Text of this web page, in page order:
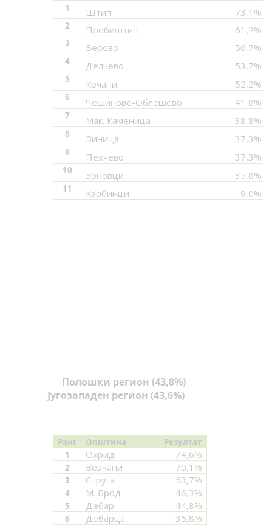
1
Штип 73,1%
2 Пробиштип 61,2%
3 Берово 56,7%
4 Делчево 53,7%
5 Кочани 52,2%
6 Чешиново-Облешево 41,8%
7 Мак. Каменица 38,8%
8 Виница 37,3%
8 Пехчево 37,3%
10 Зрновци 35,8%
11 Карбинци 9,0%
Полошки регион (43,8%)
Југозападен регион (43,6%)
Ранг Општина
Резултат
1
Охрид 74,6%
2 Вевчани 70,1%
3 Струга 53,7%
4 М. Брод 46,3%
5 Дебар 44,8%
6 Дебарца
35,8%